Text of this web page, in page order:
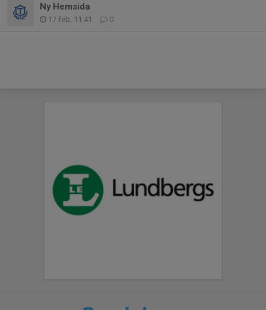
Ny Hemsida
17 feb, 11:41 0